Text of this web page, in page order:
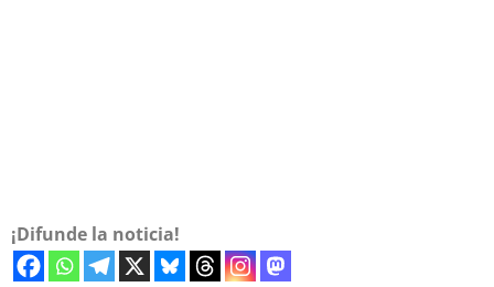
¡Difunde la noticia!